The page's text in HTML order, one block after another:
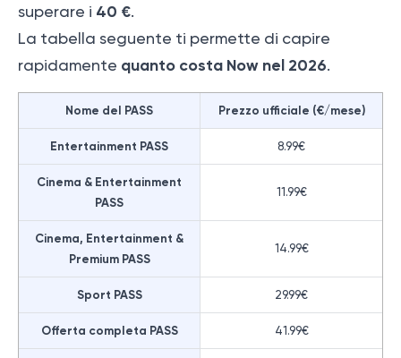
superare i 40 €.
La tabella seguente ti permette di capire
rapidamente quanto costa Now nel 2026.
Nome del PASS Prezzo ufficiale (€/mese)
Entertainment PASS 8.99€
Cinema & Entertainment
PASS
11.99€
Cinema, Entertainment &
Premium PASS
14.99€
Sport PASS 29.99€
Offerta completa PASS 41.99€